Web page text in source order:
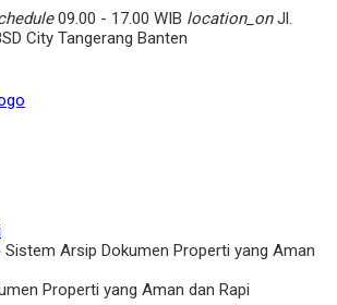
09.00 - 17.00 WIB location_onJl.
City Tangerang Banten
Sistem Arsip Dokumen Properti yang Aman